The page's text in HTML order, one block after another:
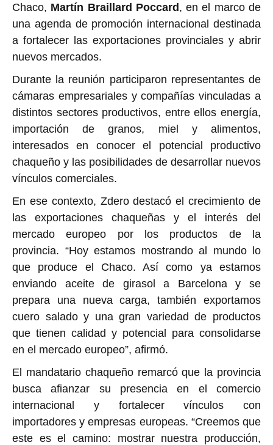
Chaco, Martín Braillard Poccard, en el marco de
una agenda de promoción internacional destinada
a fortalecer las exportaciones provinciales y abrir
nuevos mercados.
Durante la reunión participaron representantes de
cámaras empresariales y compañías vinculadas a
distintos sectores productivos, entre ellos energía,
importación de granos, miel y alimentos,
interesados en conocer el potencial productivo
chaqueño y las posibilidades de desarrollar nuevos
vínculos comerciales.
En ese contexto, Zdero destacó el crecimiento de
las exportaciones chaqueñas y el interés del
mercado europeo por los productos de la
provincia. “Hoy estamos mostrando al mundo lo
que produce el Chaco. Así como ya estamos
enviando aceite de girasol a Barcelona y se
prepara una nueva carga, también exportamos
cuero salado y una gran variedad de productos
que tienen calidad y potencial para consolidarse
en el mercado europeo”, afirmó.
El mandatario chaqueño remarcó que la provincia
busca afianzar su presencia en el comercio
internacional y fortalecer vínculos con
importadores y empresas europeas. “Creemos que
este es el camino: mostrar nuestra producción,